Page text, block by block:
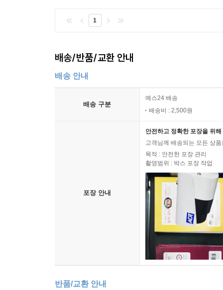
바이오-나노프린팅과 성체 줄기세포, 100세까지
최근 세계 최고의 두뇌들이 바이오프린팅과 나
조직이나 장기를 만들어내는 기술이다. 또,
만들어내는 기술이다. 두 기술이 융합한 바이오
새로운 유기체와 분자 단위의 생명체가 창조될 것
소량생산할 수 있으므로, 저소득층의 희귀병도
처방약을 선택하기만 하면 바이오-나노프린터가
그런데, 바이오-나노프린팅이 진행되기 위해서
막기 위해서는 데이터의 엄격한 암호화와 검증
원본과 복제본이 일치하는지를 철저히 관리할 필
생명공학은 우리를 100세까지 살고 70세까지
집중되었던 관심이 성체줄기세포로 옮겨가고 있
치료법으로 극복될 수 있다. 성체줄기세포는
치료뿐만 아니라 부상당한 환자들을 치료할 수도
최근 피츠버그의과대학교(University of
손상된 장기를 재생시키고 노화를 눈에 띄게 둔화
1
배송/반품/교환 안내
배송 안내
배송 구분
예스24 배송
배송비 : 2,500원
포장 안내
안전하고 정확한 포장을 위
고객님께 배송되는 모든 상
목적 : 안전한 포장 관리
촬영범위 : 박스 포장 작업
반품/교환 안내